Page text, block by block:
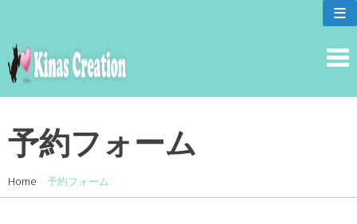
content
≡
予約フォーム
Home 予約フォーム